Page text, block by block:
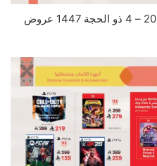
عروض جرير الاسبوعية 21 مايو 2026 – 4 ذو الحجة 1447 عروض